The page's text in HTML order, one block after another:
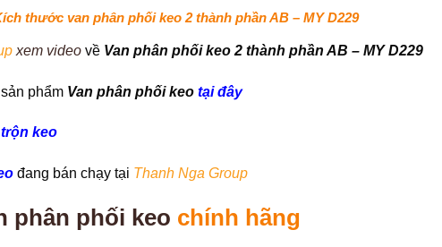
thước van phân phối keo 2 thành phần AB – MY D229
xem video về Van phân phối keo 2 thành phần AB – MY D229
phẩm Van phân phối keo tại đây
keo
đang bán chạy tại Thanh Nga Group
phân phối keo chính hãng